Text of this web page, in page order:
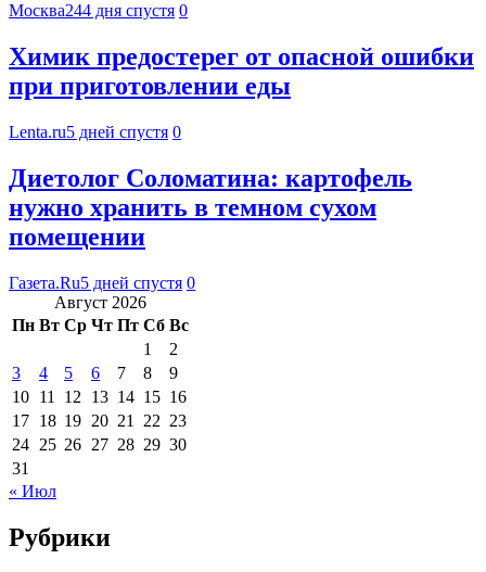
Москва244 дня спустя 0
Химик предостерег от опасной ошибки
при приготовлении еды
Lenta.ru5 дней спустя 0
Диетолог Соломатина: картофель
нужно хранить в темном сухом
помещении
Газета.Ru5 дней спустя 0
Август 2026
Пн Вт Ср Чт Пт Сб Вс
1
2
3
4 5 6 7 8
9
10 11 12 13 14 15 16
17 18 19 20 21 22 23
24 25 26 27 28 29 30
31
« Июл
Рубрики